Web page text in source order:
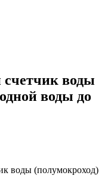
счетчик воды
воды до
воды (полумокроход)